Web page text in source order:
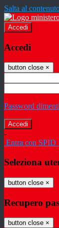
Salta al
Accedi
Accedi
button close ×
Password
-
Entra con SPID
Seleziona
button close ×
Recupero
button close ×